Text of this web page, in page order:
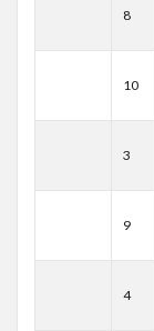
8
10
3
9
4